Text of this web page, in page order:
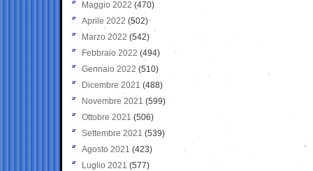
Maggio 2022 (470)
Aprile 2022 (502)
Marzo 2022 (542)
Febbraio 2022 (494)
Gennaio 2022 (510)
Dicembre 2021 (488)
Novembre 2021 (599)
Ottobre 2021 (506)
Settembre 2021 (539)
Agosto 2021 (423)
Luglio 2021 (577)